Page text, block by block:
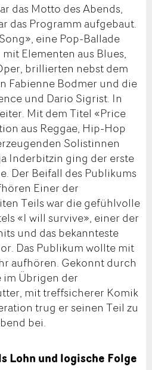
das Motto des Abends,
das Programm aufgebaut.
eine Pop-Ballade
Elementen aus Blues,
brillierten nebst dem
Fabienne Bodmer und die
und Dario Sigrist. In
Mit dem Titel «Price
aus Reggae, Hip-Hop
Solistinnen
Inderbitzin ging der erste
Der Beifall des Publikums
Einer der
Teils war die gefühlvolle
«I will survive», einer der
und das bekannteste
Das Publikum wollte mit
aufhören. Gekonnt durch
im Übrigen der
mit treffsicherer Komik
trug er seinen Teil zu
bei.
Lohn und logische Folge